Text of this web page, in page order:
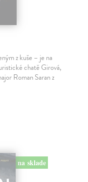
z kuše – je na
chatě Girová,
Roman Saran z
na sklade